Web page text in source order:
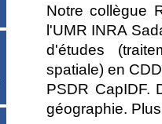
Notre collègue
l'UMR INRA
d'études
spatiale) en
PSDR CapIDF.
géographie.